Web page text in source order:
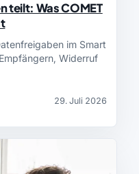
teilt: Was COMET
im Smart
Widerruf
29. Juli 2026